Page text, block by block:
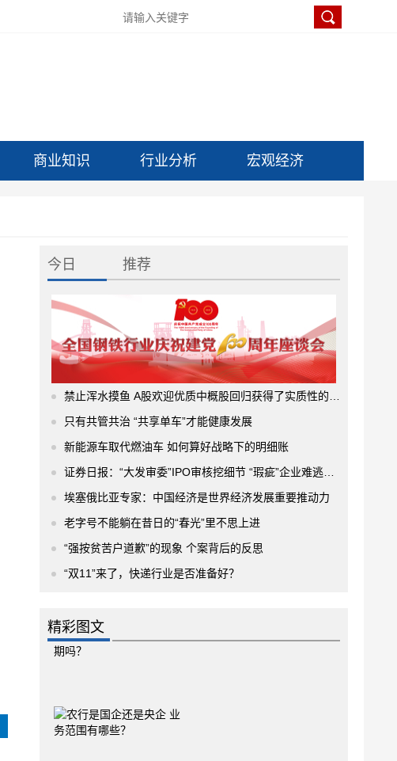
商业知识 行业分析 宏观经济
今日 推荐
禁止浑水摸鱼 A股欢迎优质中概股回归获得了实质性的进展
只有共管共治 “共享单车”才能健康发展
新能源车取代燃油车 如何算好战略下的明细账
证券日报：“大发审委”IPO审核挖细节 “瑕疵”企业难逃法眼
埃塞俄比亚专家：中国经济是世界经济发展重要推动力
老字号不能躺在昔日的“春光”里不思上进
“强按贫苦户道歉”的现象 个案背后的反思
“双11”来了，快递行业是否准备好？
精彩图文